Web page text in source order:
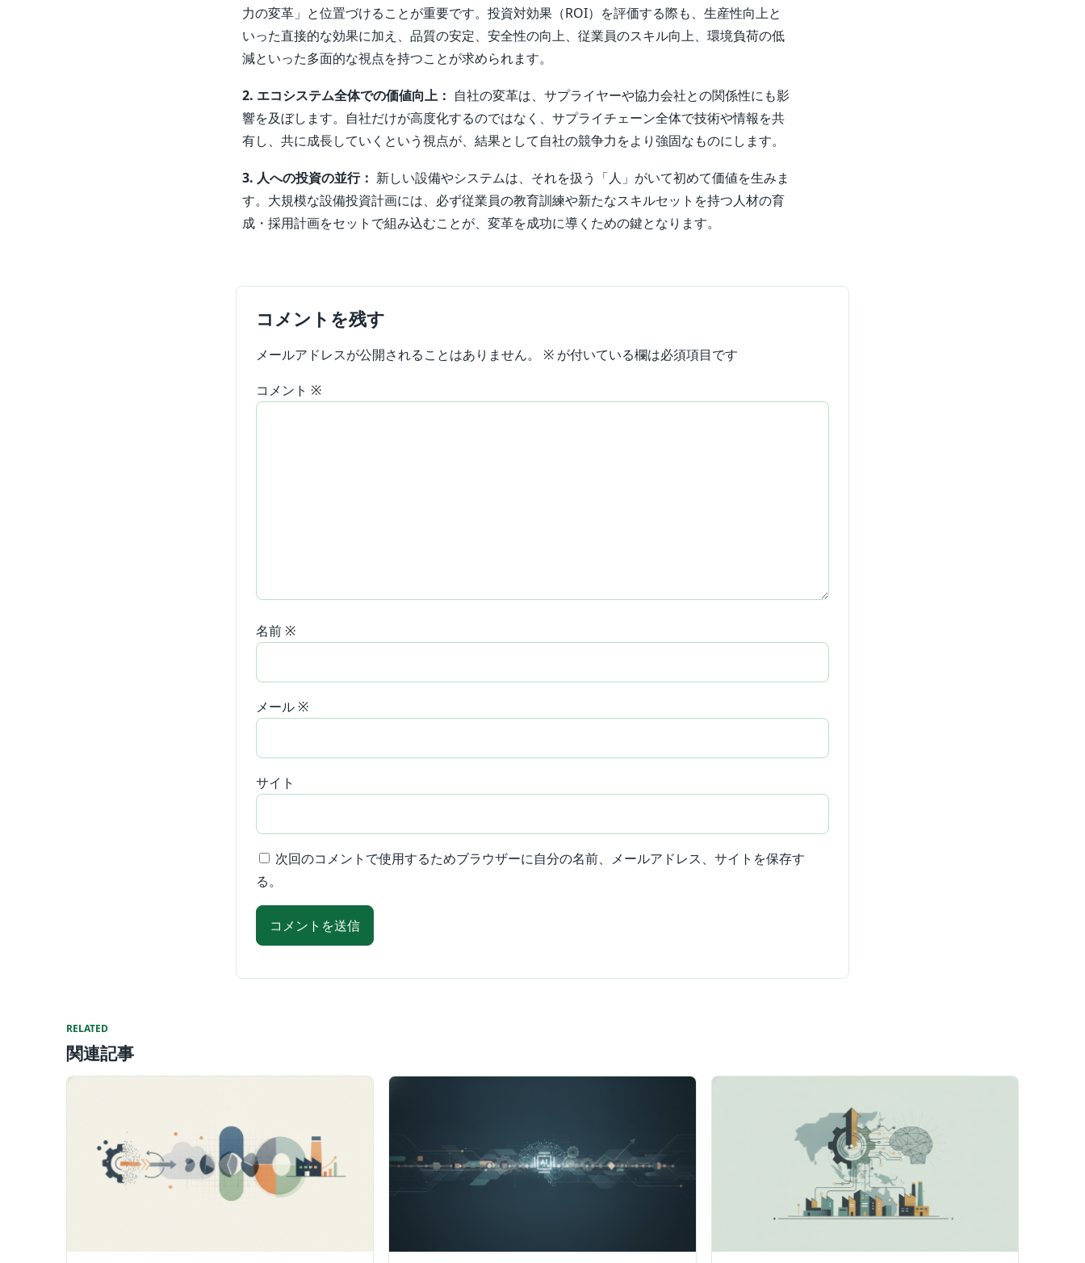
力の変革」と位置づけることが重要です。投資対効果（ROI）を評価する際も、生産性向上と
いった直接的な効果に加え、品質の安定、安全性の向上、従業員のスキル向上、環境負荷の低
減といった多面的な視点を持つことが求められます。
2. エコシステム全体での価値向上： 自社の変革は、サプライヤーや協力会社との関係性にも影
響を及ぼします。自社だけが高度化するのではなく、サプライチェーン全体で技術や情報を共
有し、共に成長していくという視点が、結果として自社の競争力をより強固なものにします。
3. 人への投資の並行： 新しい設備やシステムは、それを扱う「人」がいて初めて価値を生みま
す。大規模な設備投資計画には、必ず従業員の教育訓練や新たなスキルセットを持つ人材の育
成・採用計画をセットで組み込むことが、変革を成功に導くための鍵となります。
コメントを残す
メールアドレスが公開されることはありません。 ※ が付いている欄は必須項目です
コメント ※
名前 ※
メール ※
サイト
次回のコメントで使用するためブラウザーに自分の名前、メールアドレス、サイトを保存す
る。
RELATED
関連記事